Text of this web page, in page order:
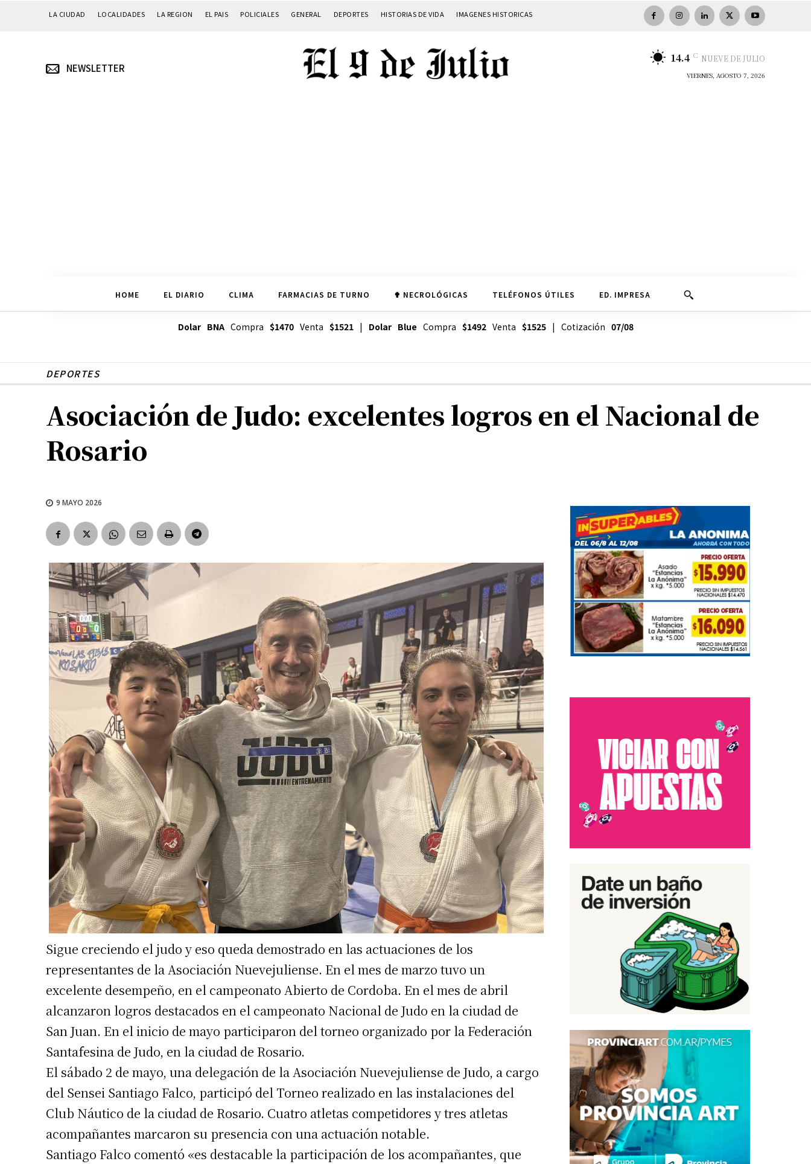
LA CIUDAD LOCALIDADES LA REGION EL PAIS POLICIALES GENERAL DEPORTES HISTORIAS DE VIDA IMAGENES HISTORICAS
NEWSLETTER
14.4 C NUEVE DE JULIO
VIERNES, AGOSTO 7, 2026
HOME EL DIARIO CLIMA FARMACIAS DE TURNO ✟ NECROLÓGICAS TELÉFONOS ÚTILES ED. IMPRESA
Dolar BNACompra $1470Venta $1521| Dolar Blue Compra $1492Venta $1525| Cotización 07/08
DEPORTES
Asociación de Judo: excelentes logros en el Nacional de
Rosario
9 MAYO 2026
Sigue creciendo el judo y eso queda demostrado en las actuaciones de los
representantes de la Asociación Nuevejuliense. En el mes de marzo tuvo un
excelente desempeño, en el campeonato Abierto de Cordoba. En el mes de abril
alcanzaron logros destacados en el campeonato Nacional de Judo en la ciudad de
San Juan. En el inicio de mayo participaron del torneo organizado por la Federación
Santafesina de Judo, en la ciudad de Rosario.
El sábado 2 de mayo, una delegación de la Asociación Nuevejuliense de Judo, a cargo
del Sensei Santiago Falco, participó del Torneo realizado en las instalaciones del
Club Náutico de la ciudad de Rosario. Cuatro atletas competidores y tres atletas
acompañantes marcaron su presencia con una actuación notable.
Santiago Falco comentó «es destacable la participación de los acompañantes, que